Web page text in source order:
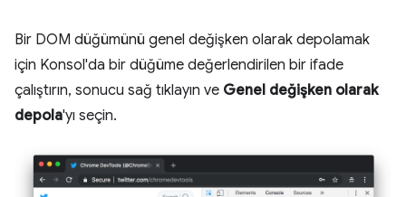
Bir DOM düğümünü genel değişken olarak depolamak
için Konsol'da bir düğüme değerlendirilen bir ifade
çalıştırın, sonucu sağ tıklayın ve Genel değişken olarak
depola'yı seçin.